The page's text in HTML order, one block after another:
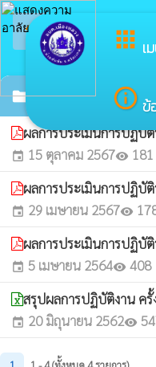
apps เ
info_outline ข้
arrow_back_iosกลับเมนูหลัก
folderรายงานผลการปฏิบั
ผลการประเมินการปฏิบั
event 15 ตุลาคม 2567visibility 181
ผลการประเมินการปฏิบั
event 29 เมษายน 2567visibility
ผลการประเมินการปฏิบั
event 5 เมษายน 2564visibility 408
สรุปผลการปฏิบัติงาน ค
event 20 มิถุนายน 2562visibility